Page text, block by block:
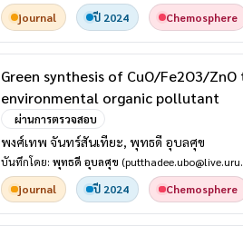
journal
ปี 2024 Chemosphere
Green synthesis of CuO/Fe2O3/
environmental organic pollutant
ผ่านการตรวจสอบ
พงศ์เทพ จันทร์สันเทียะ, พุทธดี อุบลศุข
บันทึกโดย: พุทธดี อุบลศุข
journal
ปี 2024 Chemosphere